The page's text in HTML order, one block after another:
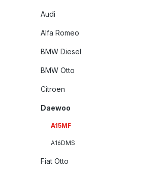
Audi
Alfa Romeo
BMW Diesel
BMW Otto
Citroen
Daewoo
A15MF
A16DMS
Fiat Otto